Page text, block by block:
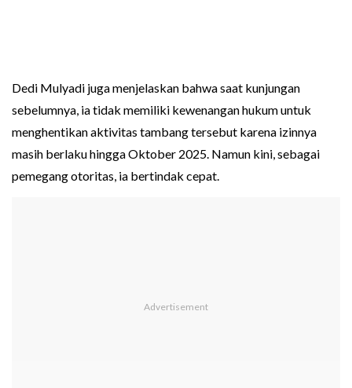
Dedi Mulyadi juga menjelaskan bahwa saat kunjungan
sebelumnya, ia tidak memiliki kewenangan hukum untuk
menghentikan aktivitas tambang tersebut karena izinnya
masih berlaku hingga Oktober 2025. Namun kini, sebagai
pemegang otoritas, ia bertindak cepat.